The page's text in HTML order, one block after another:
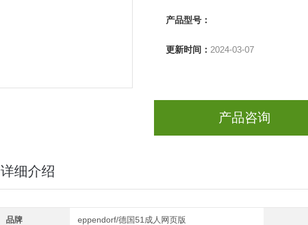
产品型号：
更新时间： 2024-03-07
产品咨询
详细介绍
品牌 eppendorf/德国51成人网页版